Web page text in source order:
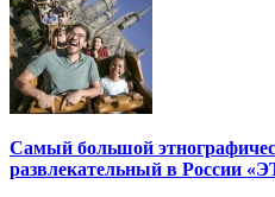
Самый большой
развлекательный в России